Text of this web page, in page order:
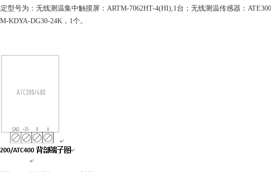
型号为：无线测温集中触摸屏：ARTM-7062HT-4(HI),1台；无线测温传感器：
KDYA-DG30-24K，1个。